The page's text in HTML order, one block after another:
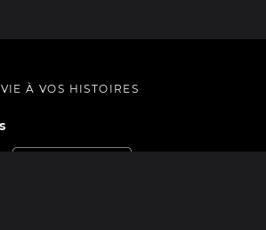
À VOS HISTOIRES